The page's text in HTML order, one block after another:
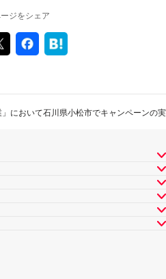
ージをシェア
において石川県小松市でキャンペーンの実